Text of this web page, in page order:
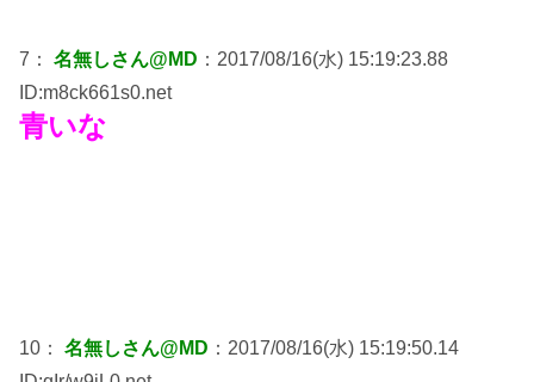
7： 名無しさん@MD ：2017/08/16(水) 15:19:23.88
ID:m8ck661s0.net
青いな
10： 名無しさん@MD ：2017/08/16(水) 15:19:50.14